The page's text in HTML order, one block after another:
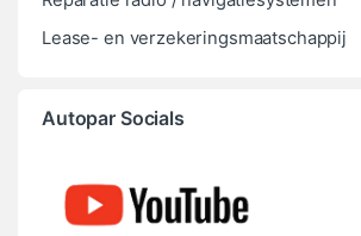
Lease- en verzekeringsmaatschappij
Autopar Socials